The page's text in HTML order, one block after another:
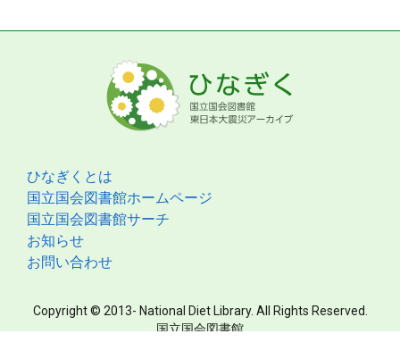
ひなぎくとは
国立国会図書館ホームページ
国立国会図書館サーチ
お知らせ
お問い合わせ
Copyright © 2013- National Diet Library. All Rights Reserved.